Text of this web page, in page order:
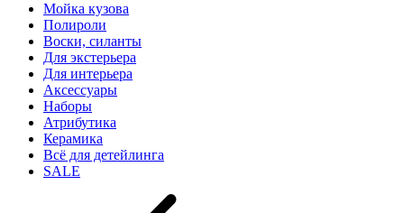
Мойка кузова
Полироли
Воски, силанты
Для экстерьера
Для интерьера
Аксессуары
Наборы
Атрибутика
Керамика
Всё для детейлинга
SALE